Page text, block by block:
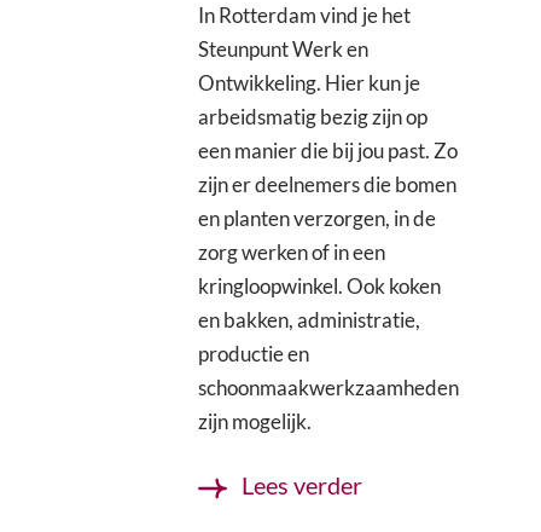
In Rotterdam vind je het
Steunpunt Werk en
Ontwikkeling. Hier kun je
arbeidsmatig bezig zijn op
een manier die bij jou past. Zo
zijn er deelnemers die bomen
en planten verzorgen, in de
zorg werken of in een
kringloopwinkel. Ook koken
en bakken, administratie,
productie en
schoonmaakwerkzaamheden
zijn mogelijk.
Lees verder